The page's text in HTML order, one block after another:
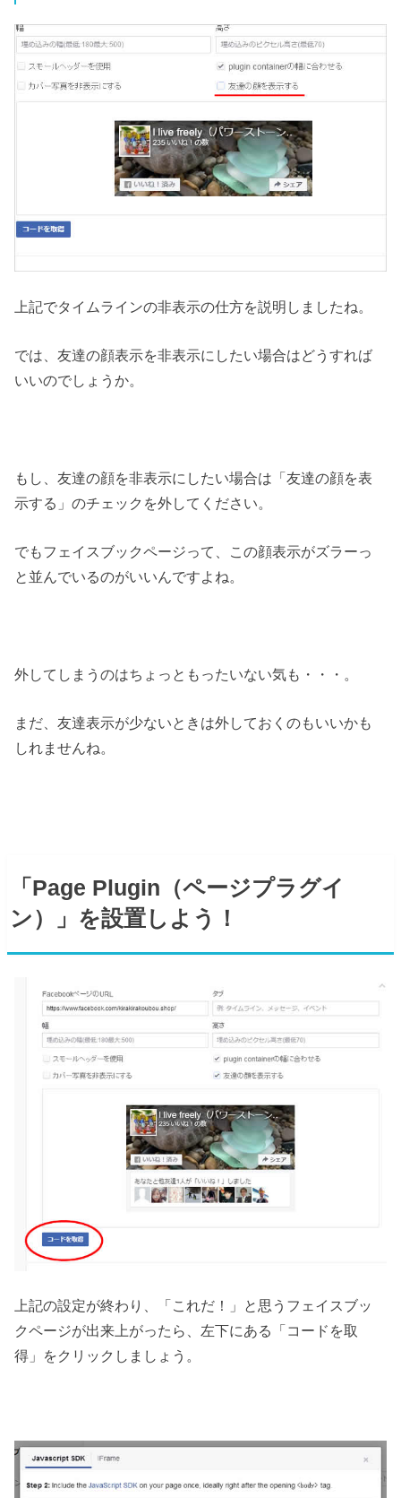
上記でタイムラインの非表示の仕方を説明しましたね。
では、友達の顔表示を非表示にしたい場合はどうすれば
いいのでしょうか。
もし、友達の顔を非表示にしたい場合は「友達の顔を表
示する」のチェックを外してください。
でもフェイスブックページって、この顔表示がズラーっ
と並んでいるのがいいんですよね。
外してしまうのはちょっともったいない気も・・・。
まだ、友達表示が少ないときは外しておくのもいいかも
しれませんね。
「Page Plugin（ページプラグイ
ン）」を設置しよう！
上記の設定が終わり、「これだ！」と思うフェイスブッ
クページが出来上がったら、左下にある「コードを取
得」をクリックしましょう。